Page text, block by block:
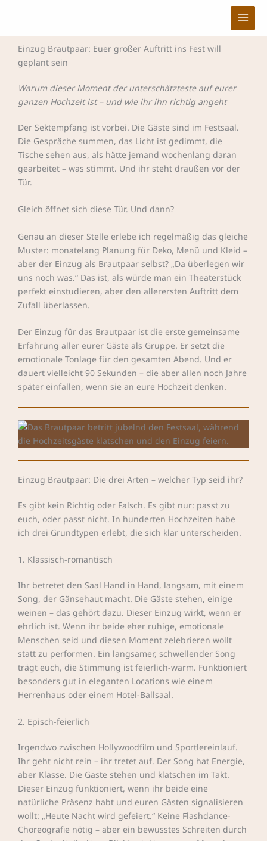
springen
Einzug Brautpaar: Euer großer Auftritt ins Fest will
geplant sein
Warum dieser Moment der unterschätzteste auf eurer
ganzen Hochzeit ist – und wie ihr ihn richtig angeht
Der Sektempfang ist vorbei. Die Gäste sind im Festsaal.
Die Gespräche summen, das Licht ist gedimmt, die
Tische sehen aus, als hätte jemand wochenlang daran
gearbeitet – was stimmt. Und ihr steht draußen vor der
Tür.
Gleich öffnet sich diese Tür. Und dann?
Genau an dieser Stelle erlebe ich regelmäßig das gleiche
Muster: monatelang Planung für Deko, Menü und Kleid –
aber der Einzug als Brautpaar selbst? „Da überlegen wir
uns noch was.“ Das ist, als würde man ein Theaterstück
perfekt einstudieren, aber den allerersten Auftritt dem
Zufall überlassen.
Der Einzug für das Brautpaar ist die erste gemeinsame
Erfahrung aller eurer Gäste als Gruppe. Er setzt die
emotionale Tonlage für den gesamten Abend. Und er
dauert vielleicht 90 Sekunden – die aber allen noch Jahre
später einfallen, wenn sie an eure Hochzeit denken.
Einzug Brautpaar: Die drei Arten – welcher Typ seid ihr?
Es gibt kein Richtig oder Falsch. Es gibt nur: passt zu
euch, oder passt nicht. In hunderten Hochzeiten habe
ich drei Grundtypen erlebt, die sich klar unterscheiden.
1. Klassisch-romantisch
Ihr betretet den Saal Hand in Hand, langsam, mit einem
Song, der Gänsehaut macht. Die Gäste stehen, einige
weinen – das gehört dazu. Dieser Einzug wirkt, wenn er
ehrlich ist. Wenn ihr beide eher ruhige, emotionale
Menschen seid und diesen Moment zelebrieren wollt
statt zu performen. Ein langsamer, schwellender Song
trägt euch, die Stimmung ist feierlich-warm. Funktioniert
besonders gut in eleganten Locations wie einem
Herrenhaus oder einem Hotel-Ballsaal.
2. Episch-feierlich
Irgendwo zwischen Hollywoodfilm und Sportlereinlauf.
Ihr geht nicht rein – ihr tretet auf. Der Song hat Energie,
aber Klasse. Die Gäste stehen und klatschen im Takt.
Dieser Einzug funktioniert, wenn ihr beide eine
natürliche Präsenz habt und euren Gästen signalisieren
wollt: „Heute Nacht wird gefeiert.“ Keine Flashdance-
Choreografie nötig – aber ein bewusstes Schreiten durch